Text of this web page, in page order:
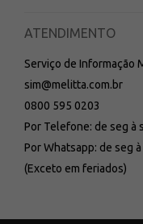
ATENDIMENTO
Serviço de Informação
sim@melitta.com.br
0800 595 0203
Por Telefone: de seg à
Por Whatsapp: de seg
(Exceto em feriados)